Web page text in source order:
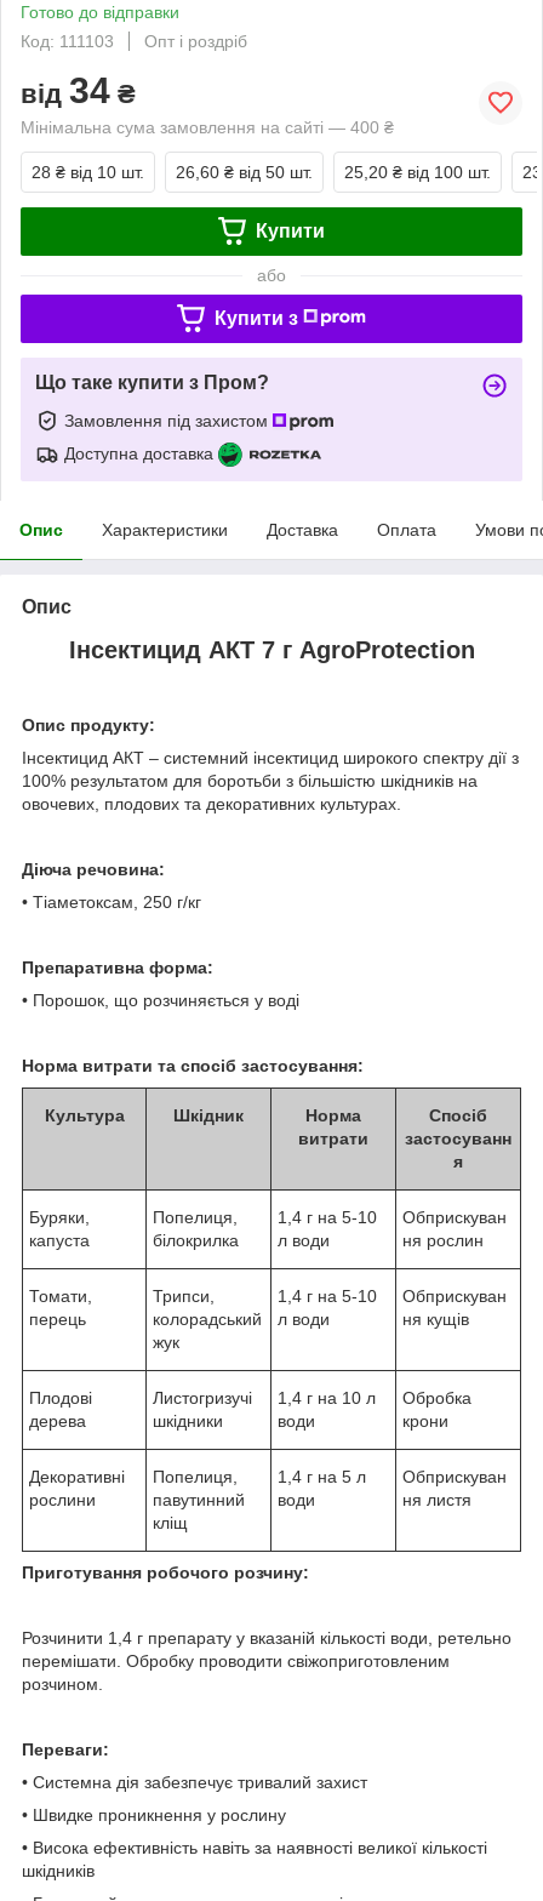
Готово до відправки
Код: 111103
Опт і роздріб
від 34 ₴
Мінімальна сума замовлення на сайті — 400 ₴
28 ₴ від 10 шт. 26,60 ₴ від 50 шт. 25,20 ₴ від 100 шт.
Купити
або
Купити з
Що таке купити з Пром?
Замовлення під захистом
Доступна доставка
Опис Характеристики Доставка Оплата Умови
Опис
Інсектицид АКТ 7 г AgroProtection
Опис продукту:
Інсектицид АКТ – системний інсектицид широкого спектру дії з
100% результатом для боротьби з більшістю шкідників на
овочевих, плодових та декоративних культурах.
Діюча речовина:
• Тіаметоксам, 250 г/кг
Препаративна форма:
• Порошок, що розчиняється у воді
Норма витрати та спосіб застосування:
Культура Шкідник
Норма
витрати
Спосіб
застосуванн
я
Буряки,
капуста
Попелиця,
білокрилка
1,4 г на 5-10
л води
Обприскуван
ня рослин
Томати,
перець
Трипси,
колорадський
жук
1,4 г на 5-10
л води
Обприскуван
ня кущів
Плодові
дерева
Листогризучі
шкідники
1,4 г на 10 л
води
Обробка
крони
Декоративні
рослини
Попелиця,
павутинний
кліщ
1,4 г на 5 л
води
Обприскуван
ня листя
Приготування робочого розчину:
Розчинити 1,4 г препарату у вказаній кількості води, ретельно
перемішати. Обробку проводити свіжоприготовленим
розчином.
Переваги:
• Системна дія забезпечує тривалий захист
• Швидке проникнення у рослину
• Висока ефективність навіть за наявності великої кількості
шкідників